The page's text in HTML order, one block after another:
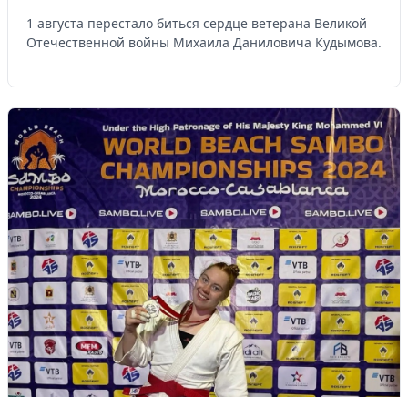
1 августа перестало биться сердце ветерана Великой
Отечественной войны Михаила Даниловича Кудымова.